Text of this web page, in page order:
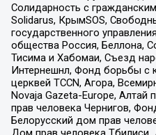
Солидарность с
Solidarus, КрымSOS,
государственного
общества Россия, Беллона,
Тисима и Хабомаи, Съезд
Интернешнл, Фонд борьбы с
церквей TCCN, Агора,
Novaja Gazeta-Europe, Алтай
прав человека Чернигов,
Белорусский дом прав